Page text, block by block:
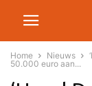
Home Nieuws
50.000 euro aan...